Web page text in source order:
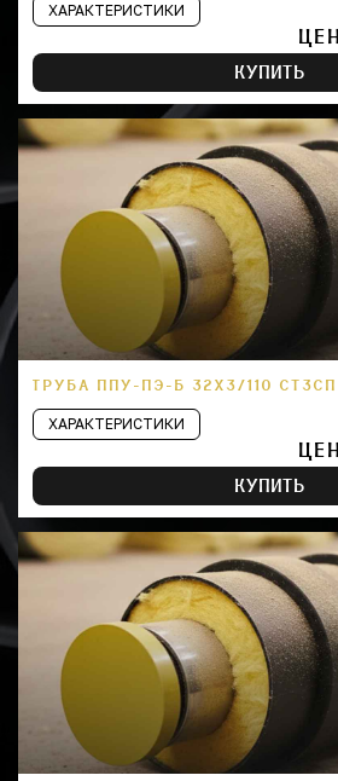
ХАРАКТЕРИСТИКИ
КУПИТЬ
ТРУБА ППУ-ПЭ-Б 32Х3/110
ХАРАКТЕРИСТИКИ
КУПИТЬ